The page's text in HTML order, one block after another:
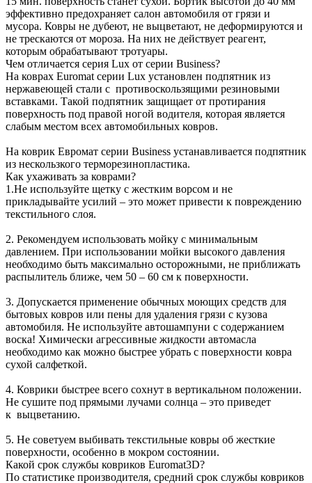
эффективно предохраняет салон автомобиля от грязи и
мусора. Ковры не дубеют, не выцветают, не деформируются и
не трескаются от мороза. На них не действует реагент,
которым обрабатывают тротуары.
Чем отличается серия Lux от серии Business?
На коврах Euromat серии Lux установлен подпятник из
нержавеющей стали с противоскользящими резиновыми
вставками. Такой подпятник защищает от протирания
поверхность под правой ногой водителя, которая является
слабым местом всех автомобильных ковров.
На коврик Евромат серии Business устанавливается подпятник
из нескользкого терморезинопластика.
Как ухаживать за коврами?
1.Не используйте щетку с жестким ворсом и не
прикладывайте усилий – это может привести к повреждению
текстильного слоя.
2. Рекомендуем использовать мойку с минимальным
давлением. При использовании мойки высокого давления
необходимо быть максимально осторожными, не приближать
распылитель ближе, чем 50 – 60 см к поверхности.
3. Допускается применение обычных моющих средств для
бытовых ковров или пены для удаления грязи с кузова
автомобиля. Не используйте автошампуни с содержанием
воска! Химически агрессивные жидкости автомасла
необходимо как можно быстрее убрать с поверхности ковра
сухой салфеткой.
4. Коврики быстрее всего сохнут в вертикальном положении.
Не сушите под прямыми лучами солнца – это приведет
к выцветанию.
5. Не советуем выбивать текстильные ковры об жесткие
поверхности, особенно в мокром состоянии.
Какой срок службы ковриков Euromat3D?
По статистике производителя, средний срок службы ковриков